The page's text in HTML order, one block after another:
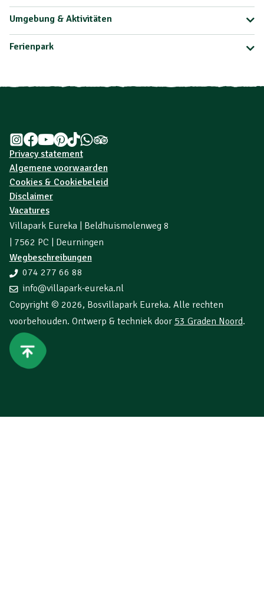
Umgebung & Aktivitäten
Ferienpark
Privacy statement
Algemene voorwaarden
Cookies & Cookiebeleid
Disclaimer
Vacatures
Villapark Eureka | Beldhuismolenweg 8
| 7562 PC | Deurningen
Wegbeschreibungen
074 277 66 88
info@villapark-eureka.nl
Copyright © 2026, Bosvillapark Eureka. Alle rechten
voorbehouden. Ontwerp & techniek door 53 Graden Noord.